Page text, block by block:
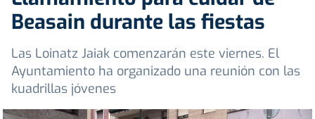
Beasain durante las fiestas
Las Loinatz Jaiak comenzarán este viernes. El
Ayuntamiento ha organizado una reunión con las
kuadrillas jóvenes